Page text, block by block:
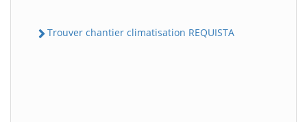
Trouver chantier climatisation REQUISTA